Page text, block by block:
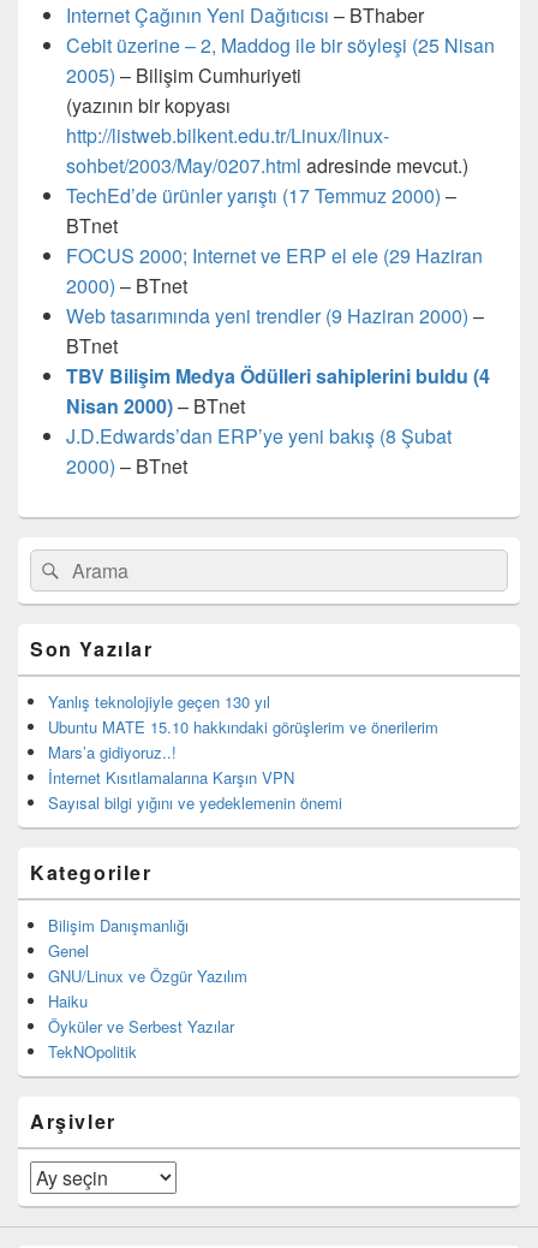
Internet Çağının Yeni Dağıtıcısı – BThaber
Cebit üzerine – 2, Maddog ile bir söyleşi (25 Nisan
2005) – Bilişim Cumhuriyeti
(yazının bir kopyası
http://listweb.bilkent.edu.tr/Linux/linux-
sohbet/2003/May/0207.html adresinde mevcut.)
TechEd’de ürünler yarıştı (17 Temmuz 2000) –
BTnet
FOCUS 2000; Internet ve ERP el ele (29 Haziran
2000) – BTnet
Web tasarımında yeni trendler (9 Haziran 2000) –
BTnet
TBV Bilişim Medya Ödülleri sahiplerini buldu (4
Nisan 2000)– BTnet
J.D.Edwards’dan ERP’ye yeni bakış (8 Şubat
2000) – BTnet
Birincil
bar
eklenti
Search
for:
Ara
Son Yazılar
Yanlış teknolojiyle geçen 130 yıl
Ubuntu MATE 15.10 hakkındaki görüşlerim ve önerilerim
Mars’a gidiyoruz..!
İnternet Kısıtlamalarına Karşın VPN
Sayısal bilgi yığını ve yedeklemenin önemi
Kategoriler
Bilişim Danışmanlığı
Genel
GNU/Linux ve Özgür Yazılım
Haiku
Öyküler ve Serbest Yazılar
TekNOpolitik
Arşivler
Arşivler